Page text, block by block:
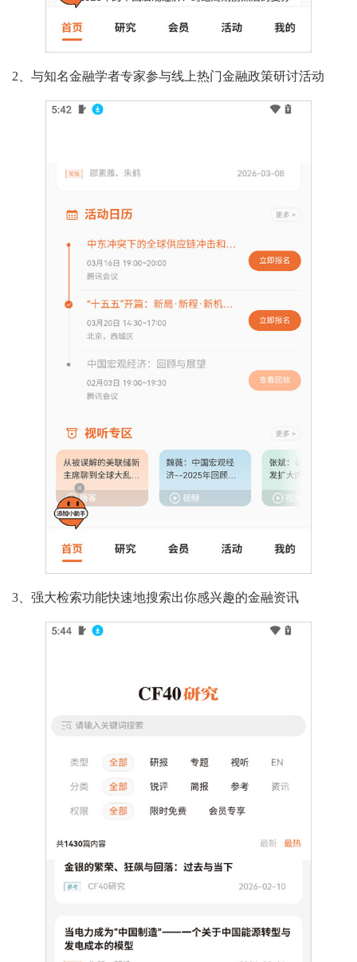
2、与知名金融学者专家参与线上热门金融政策研讨活动
3、强大检索功能快速地搜索出你感兴趣的金融资讯